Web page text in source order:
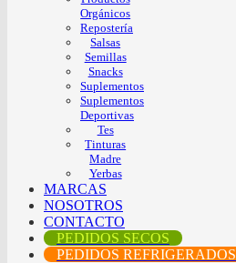
Orgánicos
Repostería
Salsas
Semillas
Snacks
Suplementos
Suplementos
Deportivas
Tes
Tinturas
Madre
Yerbas
MARCAS
NOSOTROS
CONTACTO
PEDIDOS SECOS
PEDIDOS REFRIGERADOS